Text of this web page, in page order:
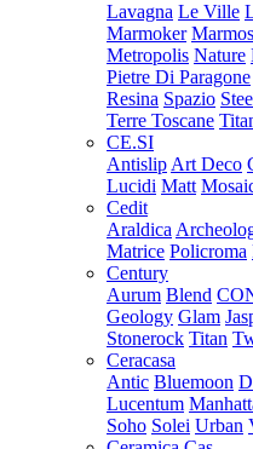
Lavagna Le Ville
Marmoker
Metropolis Nature
Pietre Di Paragone
Resina Spazio
Terre Toscane
CE.SI
Antislip Art Deco
Lucidi Matt
Cedit
Araldica
Matrice Policroma
Century
Aurum Blend
Geology Glam
Stonerock Titan
Ceracasa
Antic Bluemoon
Lucentum
Soho Solei Urban